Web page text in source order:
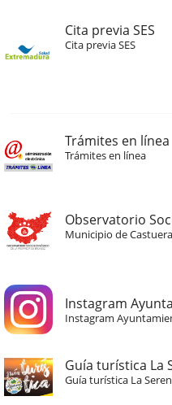
Cita previa SES
Cita previa SES
Trámites en línea
Trámites en línea
Observatorio
Municipio de Castuera
Instagram
Instagram
Guía turística La
Guía turística La